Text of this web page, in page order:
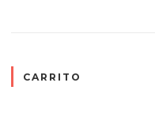
CARRITO